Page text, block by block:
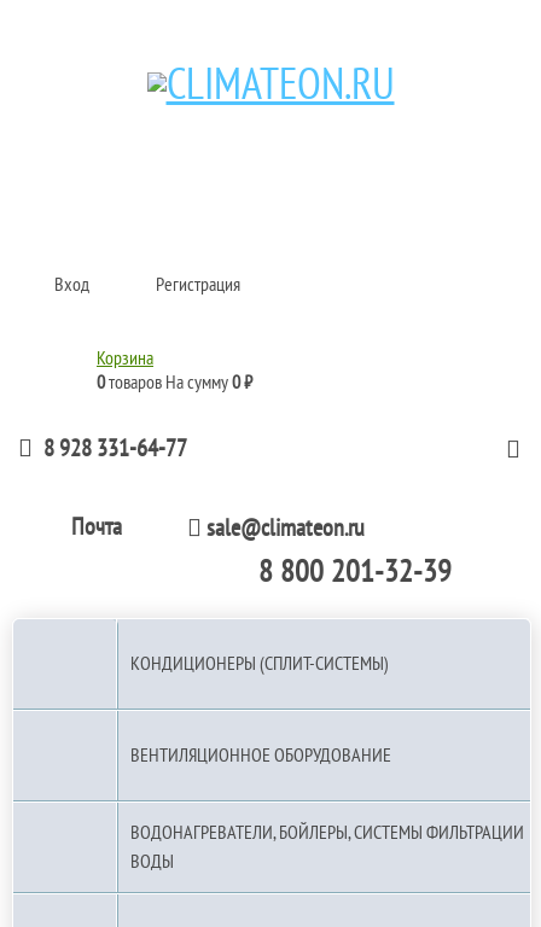
Кондиционеры и сплит-системы, газовые котлы, тепловые завесы, водяные
Вход Регистрация
Корзина
0товаров На сумму0 ₽
8 928 331-64-77
Почта sale@climateon.ru
8 800 201-32-39
КОНДИЦИОНЕРЫ (СПЛИТ-СИСТЕМЫ)
ВЕНТИЛЯЦИОННОЕ ОБОРУДОВАНИЕ
ВОДОНАГРЕВАТЕЛИ, БОЙЛЕРЫ, СИСТЕМЫ ФИЛЬТРАЦИИ
ВОДЫ